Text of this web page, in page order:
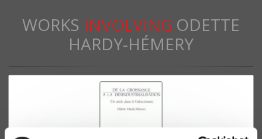
WORKS INVOLVING ODETTE
HARDY-HÉMERY